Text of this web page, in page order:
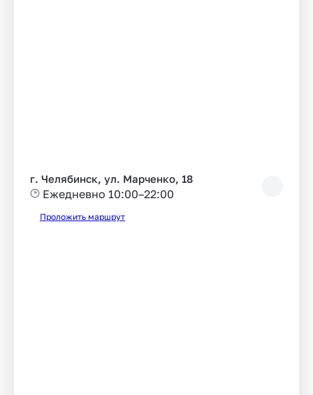
г. Челябинск, ул. Марченко, 18
Ежедневно 10:00–22:00
Проложить маршрут